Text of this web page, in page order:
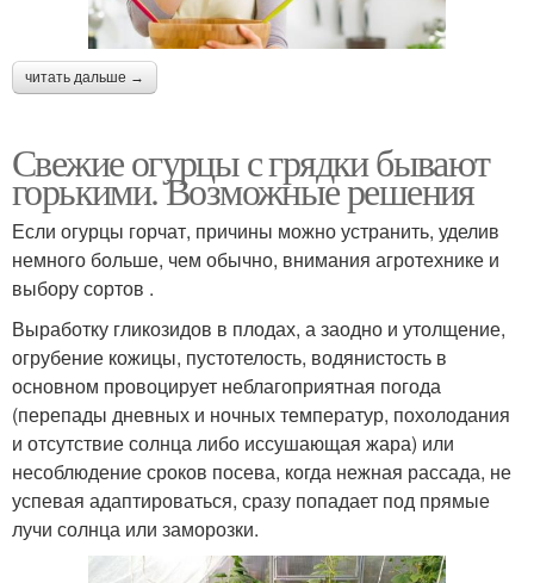
читать дальше →
Свежие огурцы с грядки бывают
горькими. Возможные решения
Если огурцы горчат, причины можно устранить, уделив
немного больше, чем обычно, внимания агротехнике и
выбору сортов .
Выработку гликозидов в плодах, а заодно и утолщение,
огрубение кожицы, пустотелость, водянистость в
основном провоцирует неблагоприятная погода
(перепады дневных и ночных температур, похолодания
и отсутствие солнца либо иссушающая жара) или
несоблюдение сроков посева, когда нежная рассада, не
успевая адаптироваться, сразу попадает под прямые
лучи солнца или заморозки.